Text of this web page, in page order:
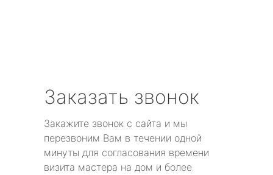
Заказать звонок
Закажите звонок с сайта и мы
перезвоним Вам в течении одной
минуты для согласования времени
визита мастера на дом и более